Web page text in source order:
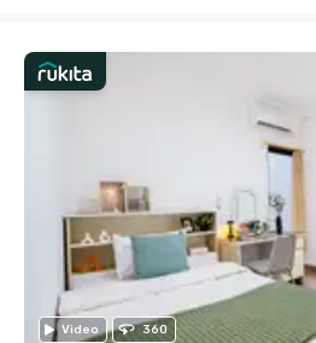
Video 360